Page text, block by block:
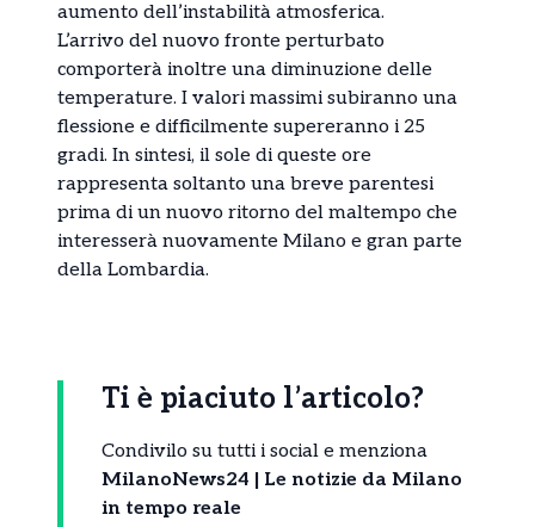
aumento dell’instabilità atmosferica.
L’arrivo del nuovo fronte perturbato
comporterà inoltre una diminuzione delle
temperature. I valori massimi subiranno una
flessione e difficilmente supereranno i 25
gradi. In sintesi, il sole di queste ore
rappresenta soltanto una breve parentesi
prima di un nuovo ritorno del maltempo che
interesserà nuovamente Milano e gran parte
della Lombardia.
Ti è piaciuto l’articolo?
Condivilo su tutti i social e menziona
MilanoNews24 | Le notizie da Milano
in tempo reale